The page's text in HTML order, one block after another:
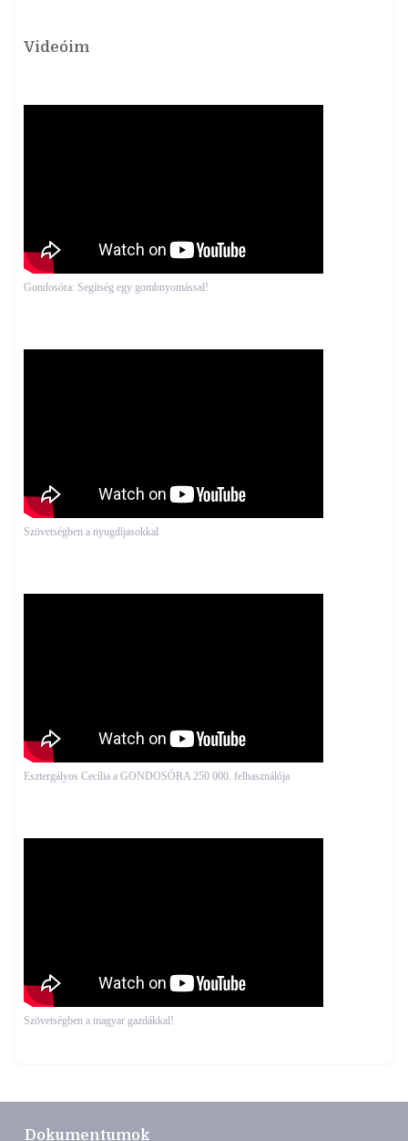
Videóim
Gondosóra: Segítség egy gombnyomással!
Szövetségben a nyugdíjasokkal
Esztergályos Cecília a GONDOSÓRA 250 000. felhasználója
Szövetségben a magyar gazdákkal!
Dokumentumok